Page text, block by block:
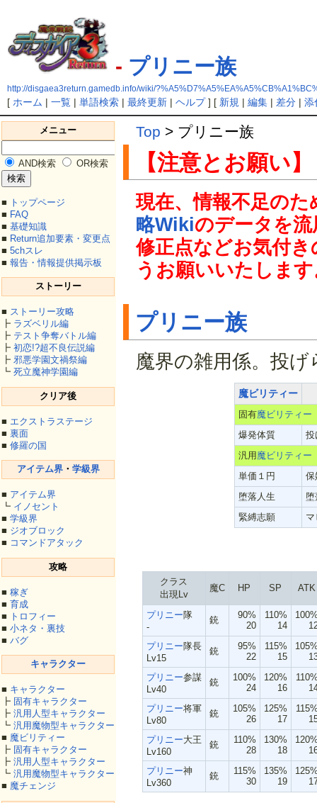
- プリニー族
http://disgaea3return.gamedb.info/wiki/
[ ホーム | 一覧| 単語検索| 最終更新| ヘルプ] [ 新規 | 編集| 差分| 添
メニュー
AND検索 OR検索
■ トップページ
■ FAQ
■ 基礎知識
■ Return追加要素・変更点
■ 5chスレ
■ 報告・情報提供掲示板
ストーリー
■ ストーリー攻略
┣ ラズベリル編
┣ テスト争奪バトル編
┣ 初恋!?超不良伝説編
┣ 邪悪学園文禍祭編
┗ 死立魔神学園編
クリア後
■ エクストラステージ
■ 裏面
■ 修羅の国
アイテム界・ 学級界
■ アイテム界
┗ イノセント
■ 学級界
■ ジオブロック
■ コマンドアタック
攻略
■ 稼ぎ
■ 育成
■ トロフィー
■ 小ネタ・裏技
■ バグ
キャラクター
■ キャラクター
┣ 固有キャラクター
┣ 汎用人型キャラクター
┗ 汎用魔物型キャラクター
■ 魔ビリティー
┣ 固有キャラクター
┣ 汎用人型キャラクター
┗ 汎用魔物型キャラクター
■ 魔チェンジ
Top > プリニー族
【注意とお願い】
現在、情報不足のた
略Wikiのデータを
修正点などお気付
うお願いいたしま
プリニー族
魔界の雑用係。投
魔ビリティー
固有魔ビリティー
爆発体質
投
汎用 魔ビリティー
単価１円
保
堕落人生
緊縛志願
クラス
出現Lv
魔C HP SP ATK
プリニー隊
-
銃
90%
20
110%
14
プリニー隊長
Lv15
銃
95%
22
115%
15
プリニー参謀
Lv40
銃
100%
24
120%
16
プリニー将軍
Lv80
銃
105%
26
125%
17
プリニー大王
Lv160
銃
110%
28
130%
18
プリニー神
Lv360
銃
115%
30
135%
19